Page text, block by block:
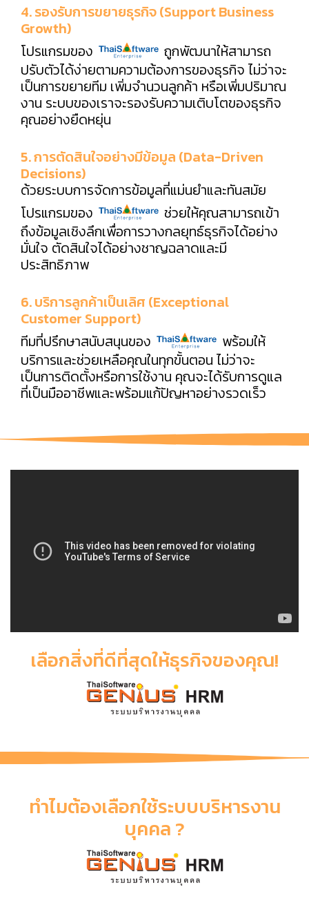
4. รองรับการขยายธุรกิจ (Support Business
Growth)
โปรแกรมของ
ถูกพัฒนาให้สามารถ
ปรับตัวได้ง่ายตามความต้องการของธุรกิจ ไม่ว่าจะ
เป็นการขยายทีม เพิ่มจำนวนลูกค้า หรือเพิ่มปริมาณ
งาน ระบบของเราจะรองรับความเติบโตของธุรกิจ
คุณอย่างยืดหยุ่น
5. การตัดสินใจอย่างมีข้อมูล (Data-Driven
Decisions)
ด้วยระบบการจัดการข้อมูลที่แม่นยำและทันสมัย
โปรแกรมของ
ช่วยให้คุณสามารถเข้า
ถึงข้อมูลเชิงลึกเพื่อการวางกลยุทธ์ธุรกิจได้อย่าง
มั่นใจ ตัดสินใจได้อย่างชาญฉลาดและมี
ประสิทธิภาพ
6. บริการลูกค้าเป็นเลิศ (Exceptional
Customer Support)
ทีมที่ปรึกษาสนับสนุนของ
พร้อมให้
บริการและช่วยเหลือคุณในทุกขั้นตอน ไม่ว่าจะ
เป็นการติดตั้งหรือการใช้งาน คุณจะได้รับการดูแล
ที่เป็นมืออาชีพและพร้อมแก้ปัญหาอย่างรวดเร็ว
เลือกสิ่งที่ดีที่สุดให้ธุรกิจของคุณ!
ทำไมต้องเลือกใช้ระบบบริหารงาน
บุคคล ?